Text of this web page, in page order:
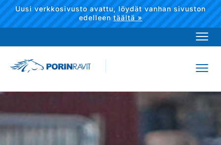
Uusi verkkosivusto avattu, löydät vanhan sivuston
edelleentäältä »